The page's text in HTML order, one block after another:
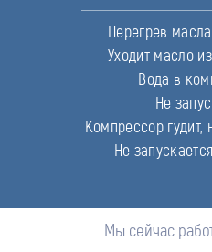
Перегрев
Уходит масло
Вода в
Не
Компрессор гудит,
Не
Мы сейчас